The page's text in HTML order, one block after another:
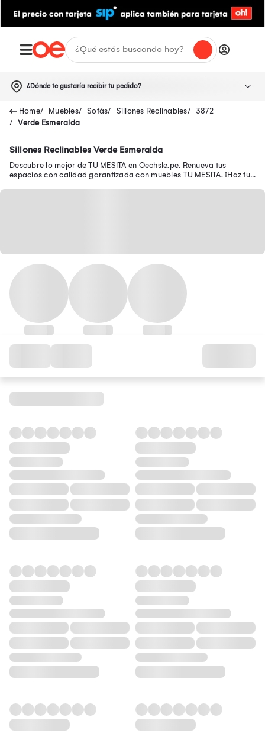
¿Dónde te gustaría recibir tu pedido?
Muebles Sofás Sillones Reclinables
3872
Verde Esmeralda
Sillones Reclinables Verde Esmeralda
Descubre lo mejor de TU MESITA en Oechsle.pe. Renueva tus
espacios con calidad garantizada con muebles TU MESITA. ¡Haz tu